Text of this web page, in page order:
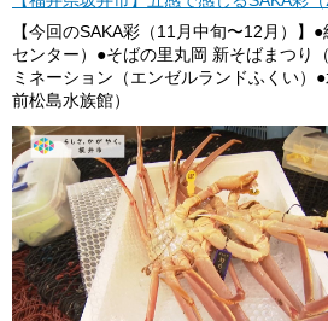
【今回のSAKA彩（11月中旬〜12月）】
センター）●そばの里丸岡 新そばまつり
ミネーション（エンゼルランドふくい）
前松島水族館）